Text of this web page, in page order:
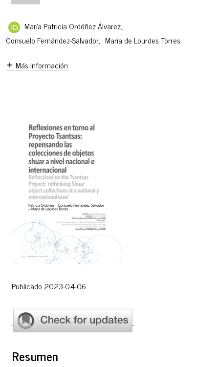
María Patricia Ordóñez Álvarez,
Consuelo Fernández-Salvador, Maria de Lourdes Torres
Más Información
Publicado 2023-04-06
Resumen